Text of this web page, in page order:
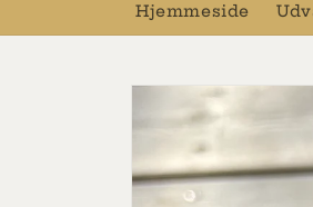
Hjemmeside
produktoplysninger